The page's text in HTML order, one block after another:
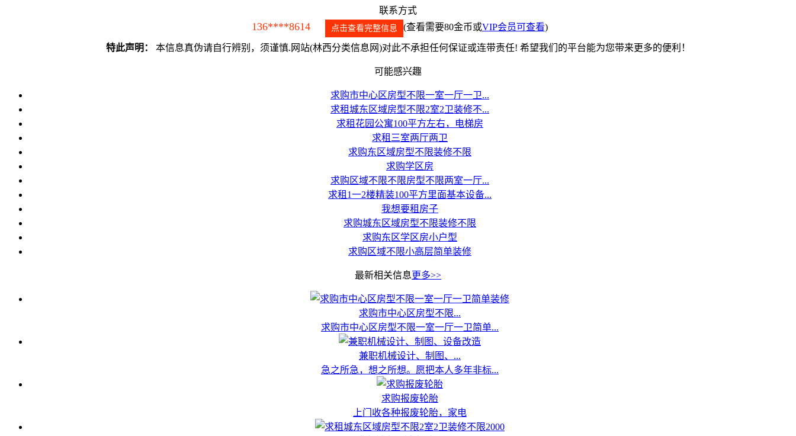
联系方式
136****8614 点击查看完整信息 (查看需要80金币或VIP会员可查看)
特此声明： 本信息真伪请自行辨别，须谨慎.网站(林西分类信息网)对此不承担任何保证或连带责任! 希望我们的平台能为您带来更多的便利！
可能感兴趣
求购市中心区房型不限一室一厅一卫...
求租城东区域房型不限2室2卫装修不...
求租花园公寓100平方左右，电梯房
求租三室两厅两卫
求购东区域房型不限装修不限
求购学区房
求购区域不限不限房型不限两室一厅...
求租1一2楼精装100平方里面基本设备...
我想要租房子
求购城东区域房型不限装修不限
求购东区学区房小户型
求购区域不限小高层简单装修
最新相关信息更多>>
求购市中心区房型不限...
求购市中心区房型不限一室一厅一卫简单...
兼职机械设计、制图、...
急之所急，想之所想。愿把本人多年非标...
求购报废轮胎
上门收各种报废轮胎，家电